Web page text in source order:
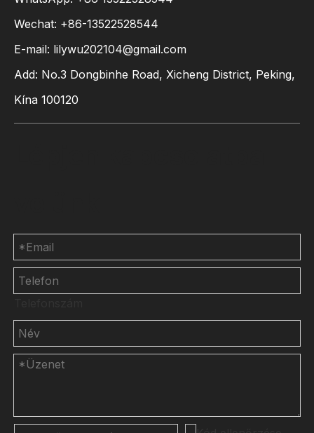
Wechat: +86-13522528544
E-mail: lilywu202104@gmail.com
Add: No.3 Dongbinhe Road, Xicheng District, Peking,
Kína 100120